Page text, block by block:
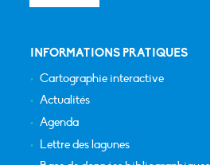
INFORMATIONS PRATIQUES
Cartographie interactive
Actualités
Agenda
Lettre des lagunes